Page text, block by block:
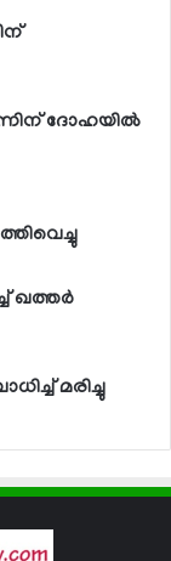
ദോഹയില്‍
ഖത്തര്‍
മരിച്ചു